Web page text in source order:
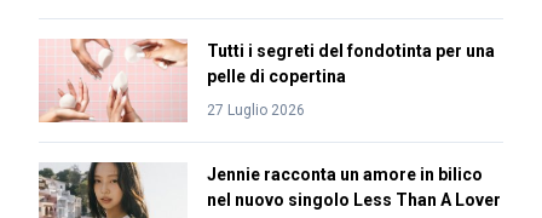
Tutti i segreti del fondotinta per una
pelle di copertina
27 Luglio 2026
Jennie racconta un amore in bilico
nel nuovo singolo Less Than A Lover